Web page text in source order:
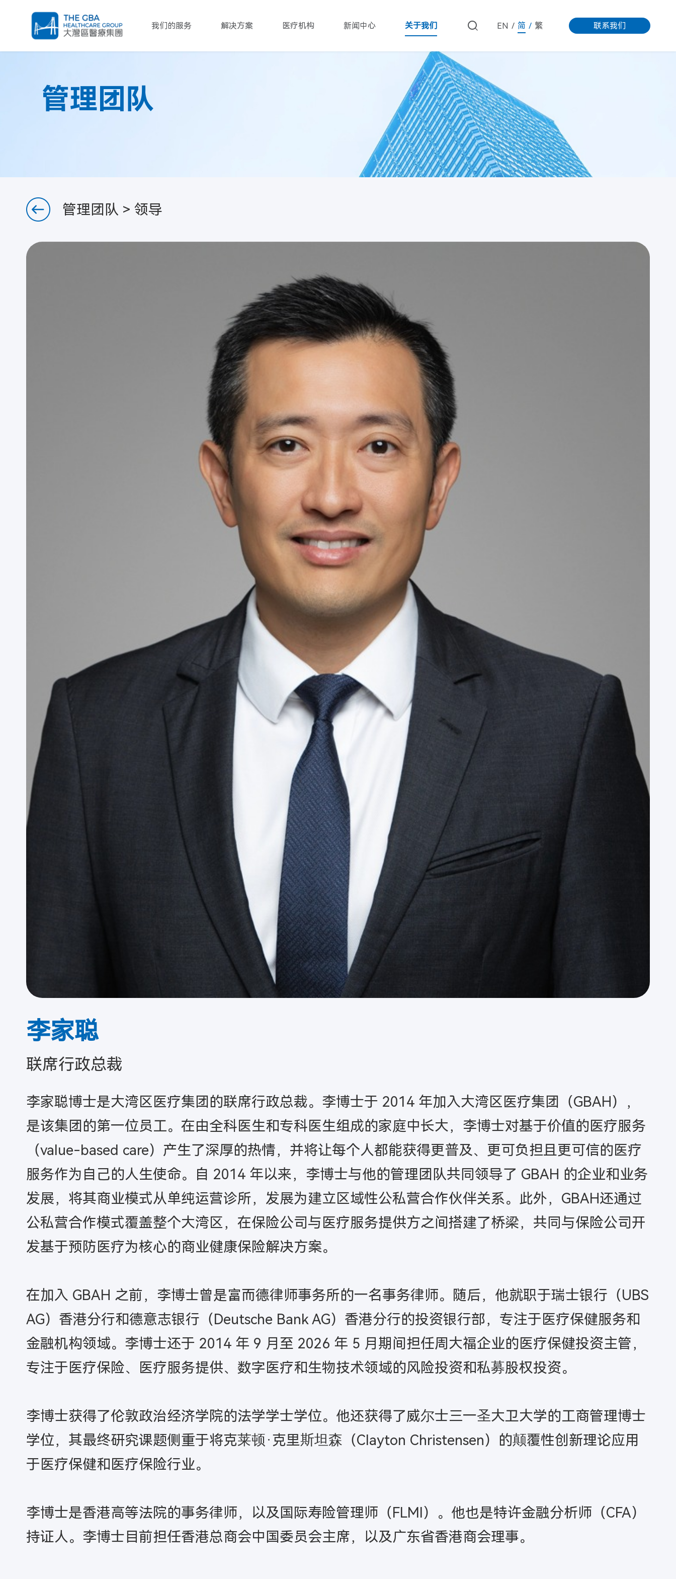
我们的服务 解决方案 医疗机构 新闻中心 关于我们 EN 简 繁 联系我们
管理团队
管理团队 > 领导
李家聪
联席行政总裁
李家聪博士是大湾区医疗集团的联席行政总裁。李博士于 2014 年加入大湾区医疗集团（GBAH），
是该集团的第一位员工。在由全科医生和专科医生组成的家庭中长大，李博士对基于价值的医疗服务
（value-based care）产生了深厚的热情，并将让每个人都能获得更普及、更可负担且更可信的医疗
服务作为自己的人生使命。自 2014 年以来，李博士与他的管理团队共同领导了 GBAH 的企业和业务
发展，将其商业模式从单纯运营诊所，发展为建立区域性公私营合作伙伴关系。此外，GBAH还通过
公私营合作模式覆盖整个大湾区，在保险公司与医疗服务提供方之间搭建了桥梁，共同与保险公司开
发基于预防医疗为核心的商业健康保险解决方案。
在加入 GBAH 之前，李博士曾是富而德律师事务所的一名事务律师。随后，他就职于瑞士银行（UBS
AG）香港分行和德意志银行（Deutsche Bank AG）香港分行的投资银行部，专注于医疗保健服务和
金融机构领域。李博士还于 2014 年 9 月至 2026 年 5 月期间担任周大福企业的医疗保健投资主管，
专注于医疗保险、医疗服务提供、数字医疗和生物技术领域的风险投资和私募股权投资。
李博士获得了伦敦政治经济学院的法学学士学位。他还获得了威尔士三一圣大卫大学的工商管理博士
学位，其最终研究课题侧重于将克莱顿·克里斯坦森（Clayton Christensen）的颠覆性创新理论应用
于医疗保健和医疗保险行业。
李博士是香港高等法院的事务律师，以及国际寿险管理师（FLMI）。他也是特许金融分析师（CFA）
持证人。李博士目前担任香港总商会中国委员会主席，以及广东省香港商会理事。